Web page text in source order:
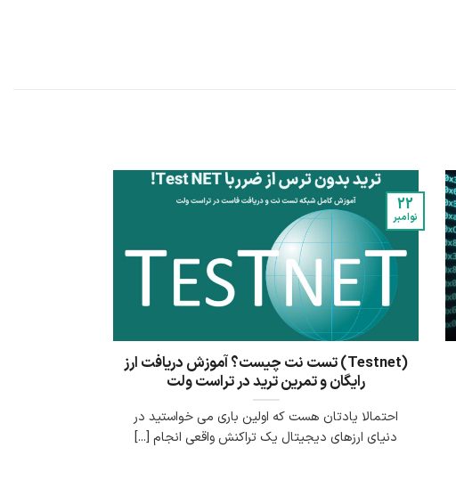
(Testnet) تست نت چیست؟ آموزش دریافت ارز
رایگان و تمرین ترید در تراست ولت
احتمالا یادتان هست که اولین باری می خواستید در
دنیای ارزهای دیجیتال یک تراکنش واقعی انجام [...]
22
نوامبر